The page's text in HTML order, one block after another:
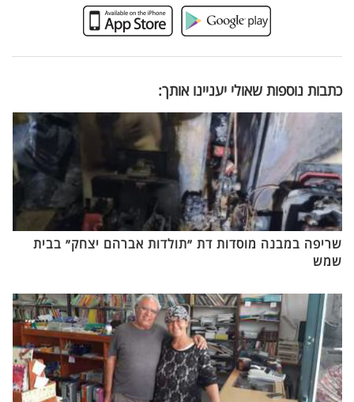
כתבות נוספות שאולי יעניינו אותך:
שריפה במבנה מוסדות דת ״תולדות אברהם יצחק״ בבית
שמש